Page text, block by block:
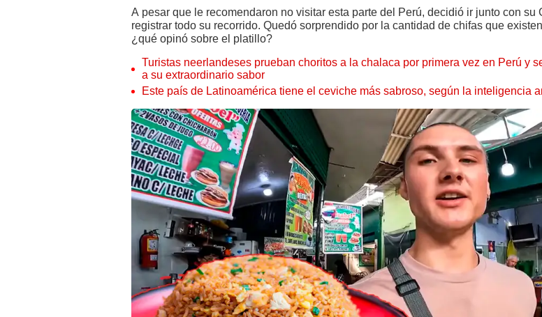
A pesar que le recomendaron no visitar esta parte del Perú, decidió ir junto con su
registrar todo su recorrido. Quedó sorprendido por la cantidad de chifas que
¿qué opinó sobre el platillo?
Turistas neerlandeses prueban choritos a la chalaca por primera vez en Perú y
a su extraordinario sabor
Este país de Latinoamérica tiene el ceviche más sabroso, según la inteligencia